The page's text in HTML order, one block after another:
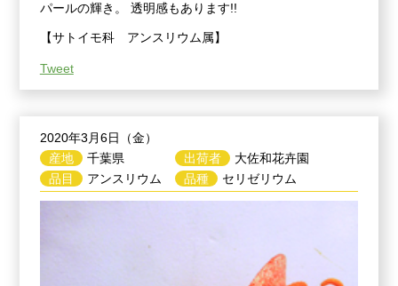
パールの輝き。 透明感もあります!!
【サトイモ科 アンスリウム属】
Tweet
2020年3月6日（金）
産地
千葉県
品目
アンスリウム
出荷者
大佐和花卉園
品種
セリゼリウム